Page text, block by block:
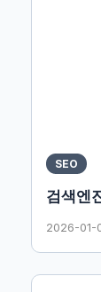
SEO
검색엔
2026-01-